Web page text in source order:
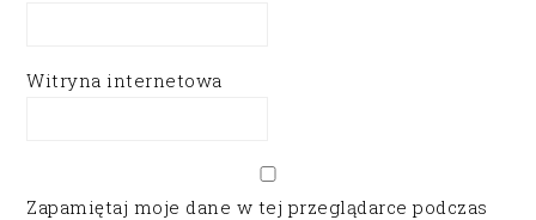
Witryna internetowa
Zapamiętaj moje dane w tej przeglądarce podczas